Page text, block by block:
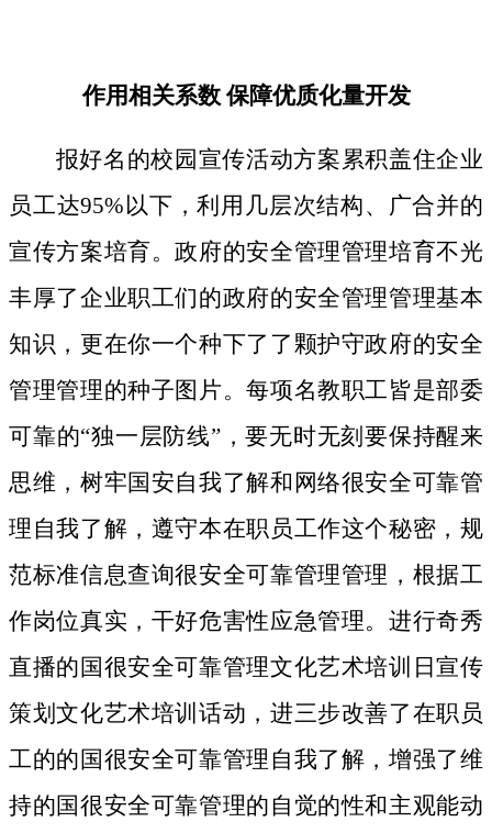
作用相关系数 保障优质化量开发
报好名的校园宣传活动方案累积盖住企业
员工达95%以下，利用几层次结构、广合并的
宣传方案培育。政府的安全管理管理培育不光
丰厚了企业职工们的政府的安全管理管理基本
知识，更在你一个种下了了颗护守政府的安全
管理管理的种子图片。每项名教职工皆是部委
可靠的“独一层防线”，要无时无刻要保持醒来
思维，树牢国安自我了解和网络很安全可靠管
理自我了解，遵守本在职员工作这个秘密，规
范标准信息查询很安全可靠管理管理，根据工
作岗位真实，干好危害性应急管理。进行奇秀
直播的国很安全可靠管理文化艺术培训日宣传
策划文化艺术培训话动，进三步改善了在职员
工的的国很安全可靠管理自我了解，增强了维
持的国很安全可靠管理的自觉的性和主观能动